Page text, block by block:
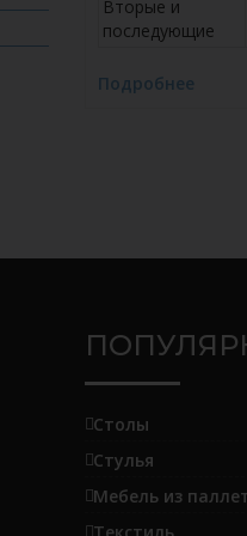
Вторые и
последующие
Подробнее
Столы
Стулья
Мебель из